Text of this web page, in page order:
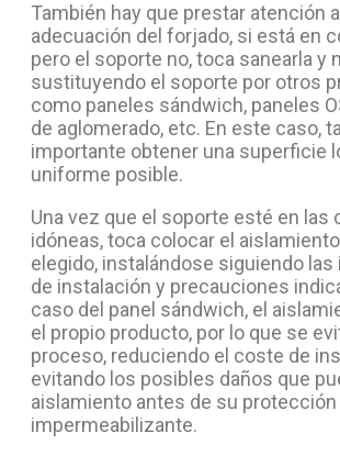
También hay que prestar atención
adecuación del forjado, si está en
pero el soporte no, toca sanearla y
sustituyendo el soporte por otros
como paneles sándwich, paneles
de aglomerado, etc. En este caso,
importante obtener una superficie
uniforme posible.
Una vez que el soporte esté en las
idóneas, toca colocar el
elegido, instalándose siguiendo
de instalación y precauciones
caso del panel sándwich, el
el propio producto, por lo que se
proceso, reduciendo el coste de
evitando los posibles daños que
aislamiento antes de su protección
impermeabilizante.